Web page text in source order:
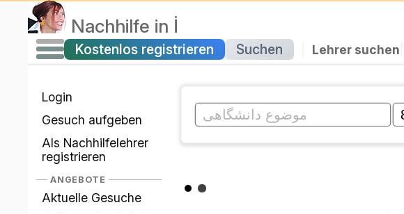
تدریس خصوصی
ثبت نام رایگان جستجو | به دنبال معلمان| ۲۵ نفر برتر|
ورود
ارسال درخواست
ثبت نام به عنوان
مدرس
پیشنهادات
درخواست‌های فعلی